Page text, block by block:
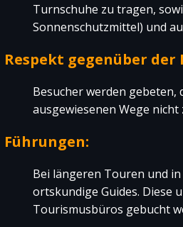
Turnschuhe zu tragen,
Sonnenschutzmittel) und
Respekt gegenüber der
Besucher werden
ausgewiesenen Wege nicht
Führungen:
Bei längeren Touren und
ortskundige Guides. Diese
Tourismusbüros gebucht